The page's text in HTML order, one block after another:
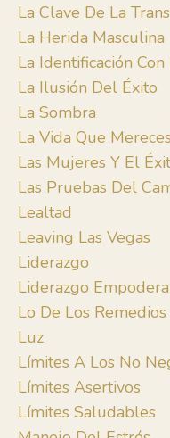
La Clave De La
La Herida Masculina
La Identificación
La Ilusión Del Éxito
La Sombra
La Vida Que
Las Mujeres Y El
Las Pruebas Del
Lealtad
Leaving Las Vegas
Liderazgo
Liderazgo
Lo De Los
Luz
Límites A Los No
Límites Asertivos
Límites Saludables